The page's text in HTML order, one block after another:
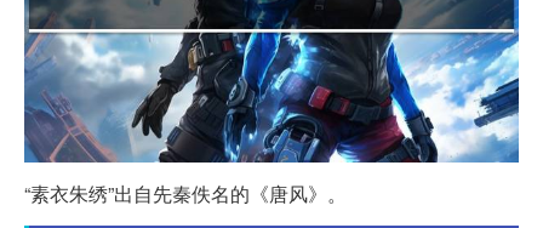
“素衣朱绣”出自先秦佚名的《唐风》。